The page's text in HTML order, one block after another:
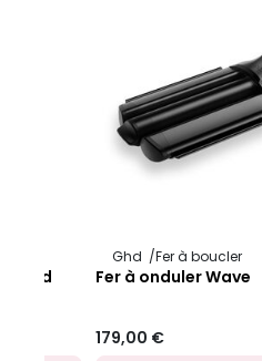
Wild
Ghd Fer à boucler
Fer à onduler Wave
179,00 €